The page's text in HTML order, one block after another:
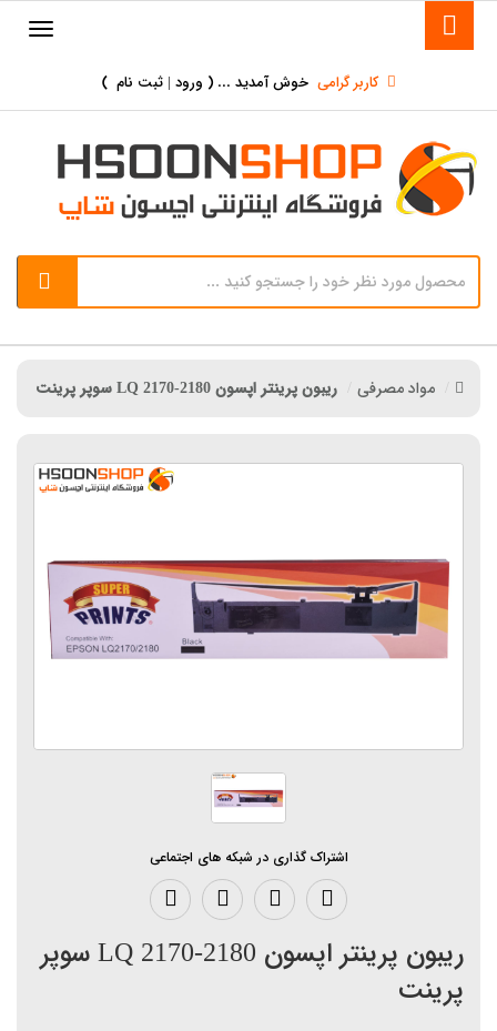
کاربر گرامی خوش آمدید ... ( ورود | ثبت نام )
مواد مصرفی ریبون پرینتر اپسون LQ 2170-2180 سوپر پرینت
اشتراک گذاری در شبکه های اجتماعی
ریبون پرینتر اپسون LQ 2170-2180 سوپر
پرینت